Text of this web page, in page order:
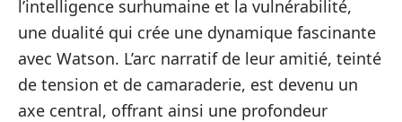
l’intelligence surhumaine et la vulnérabilité,
une dualité qui crée une dynamique fascinante
avec Watson. L’arc narratif de leur amitié, teinté
de tension et de camaraderie, est devenu un
axe central, offrant ainsi une profondeur